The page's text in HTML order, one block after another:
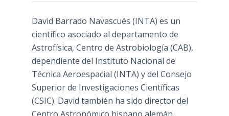
David Barrado Navascués (INTA) es un
científico asociado al departamento de
Astrofísica, Centro de Astrobiología (CAB),
dependiente del Instituto Nacional de
Técnica Aeroespacial (INTA) y del Consejo
Superior de Investigaciones Científicas
(CSIC). David también ha sido director del